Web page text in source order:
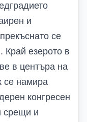
и
се
Край езерото в
в центъра на
се намира
конгресен
срещи и